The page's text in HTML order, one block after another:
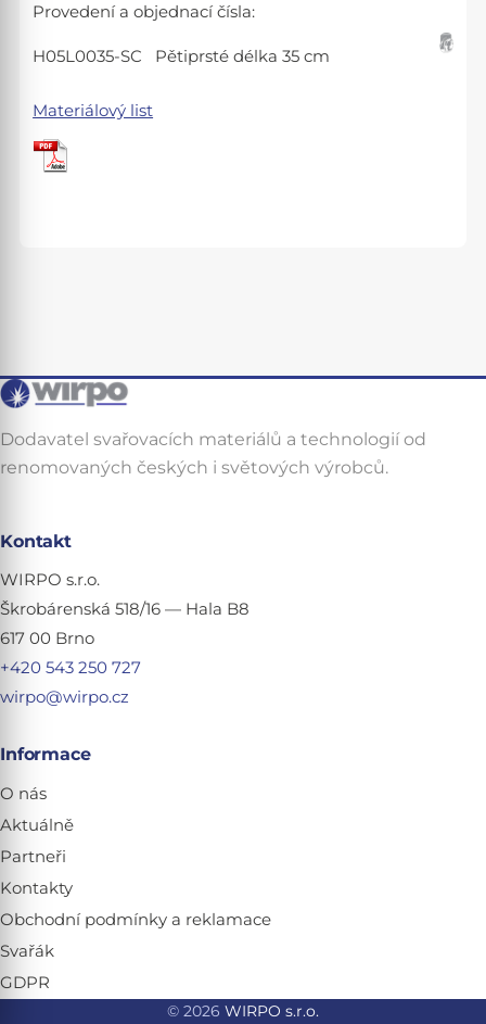
Provedení a objednací čísla:
H05L0035-SC Pětiprsté délka 35 cm
Materiálový list
Dodavatel svařovacích materiálů a technologií od
renomovaných českých i světových výrobců.
Kontakt
WIRPO s.r.o.
Škrobárenská 518/16 — Hala B8
617 00 Brno
+420 543 250 727
wirpo@wirpo.cz
Informace
O nás
Aktuálně
Partneři
Kontakty
Obchodní podmínky a reklamace
Svařák
GDPR
© 2026 WIRPO s.r.o.